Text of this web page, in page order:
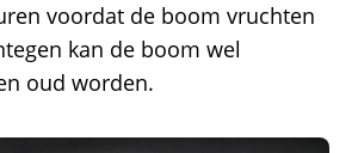
voordat de boom vruchten
kan de boom wel
oud worden.